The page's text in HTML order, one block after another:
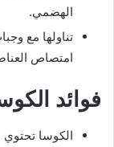
الهضمي.
تناولها مع
امتصاص
فوائد
الكوسا